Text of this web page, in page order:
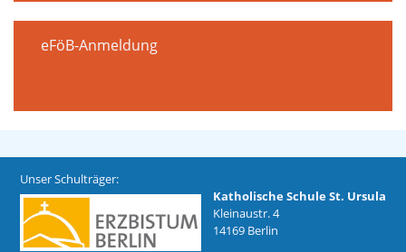
eFöB-Anmeldung
Unser Schulträger:
Katholische Schule St. Ursula
Kleinaustr. 4
14169 Berlin